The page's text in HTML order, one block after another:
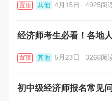
置顶 其他 4月15日 4925阅
经济师考生必看！各地
置顶 其他 5月23日 3266阅
初中级经济师报名常见